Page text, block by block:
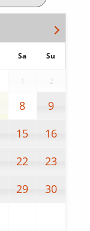
Sa Su
2
8
9
15
16
22
23
29
30